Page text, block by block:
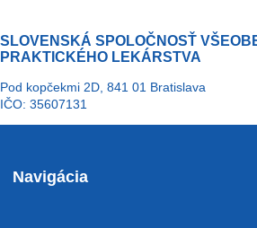
SLOVENSKÁ SPOLOČNOSŤ
PRAKTICKÉHO LEKÁRSTVA
Pod kopčekmi 2D, 841 01 Bratislava
IČO: 35607131
Navigácia